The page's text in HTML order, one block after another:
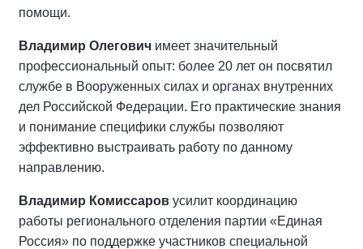
помощи.
Владимир Олегович имеет значительный
профессиональный опыт: более 20 лет он посвятил
службе в Вооруженных силах и органах внутренних
дел Российской Федерации. Его практические знания
и понимание специфики службы позволяют
эффективно выстраивать работу по данному
направлению.
Владимир Комиссаров усилит координацию
работы регионального отделения партии «Единая
Россия» по поддержке участников специальной